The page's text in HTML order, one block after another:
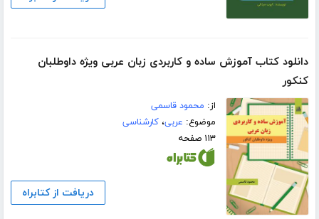
دانلود کتاب آموزش ساده و کاربردی زبان عربی ویژه داوطلبان
کنکور
از: محمود قاسمی
موضوع: عربی،کارشناسی
۱۱۳ صفحه
دریافت از کتابراه